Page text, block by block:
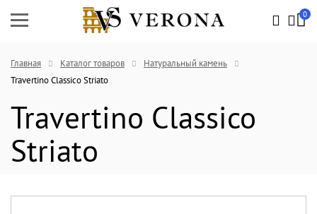
0
Главная Каталог товаров
Натуральный камень
Travertino Classico Striato
Travertino Classico
Striato